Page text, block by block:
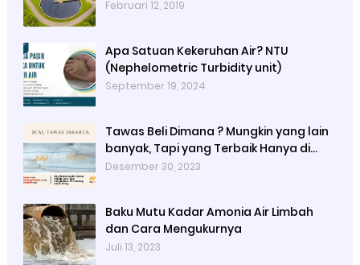
Treatment, Secondary Treatment,
Februari 12, 2019
Apa Satuan Kekeruhan Air? NTU
(Nephelometric Turbidity unit)
September 19, 2024
Tawas Beli Dimana ? Mungkin yang lain
banyak, Tapi yang Terbaik Hanya di
Kami
Desember 30, 2023
Baku Mutu Kadar Amonia Air Limbah
dan Cara Mengukurnya
Juli 13, 2023